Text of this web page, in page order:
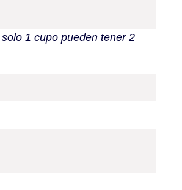
1 cupo pueden tener 2